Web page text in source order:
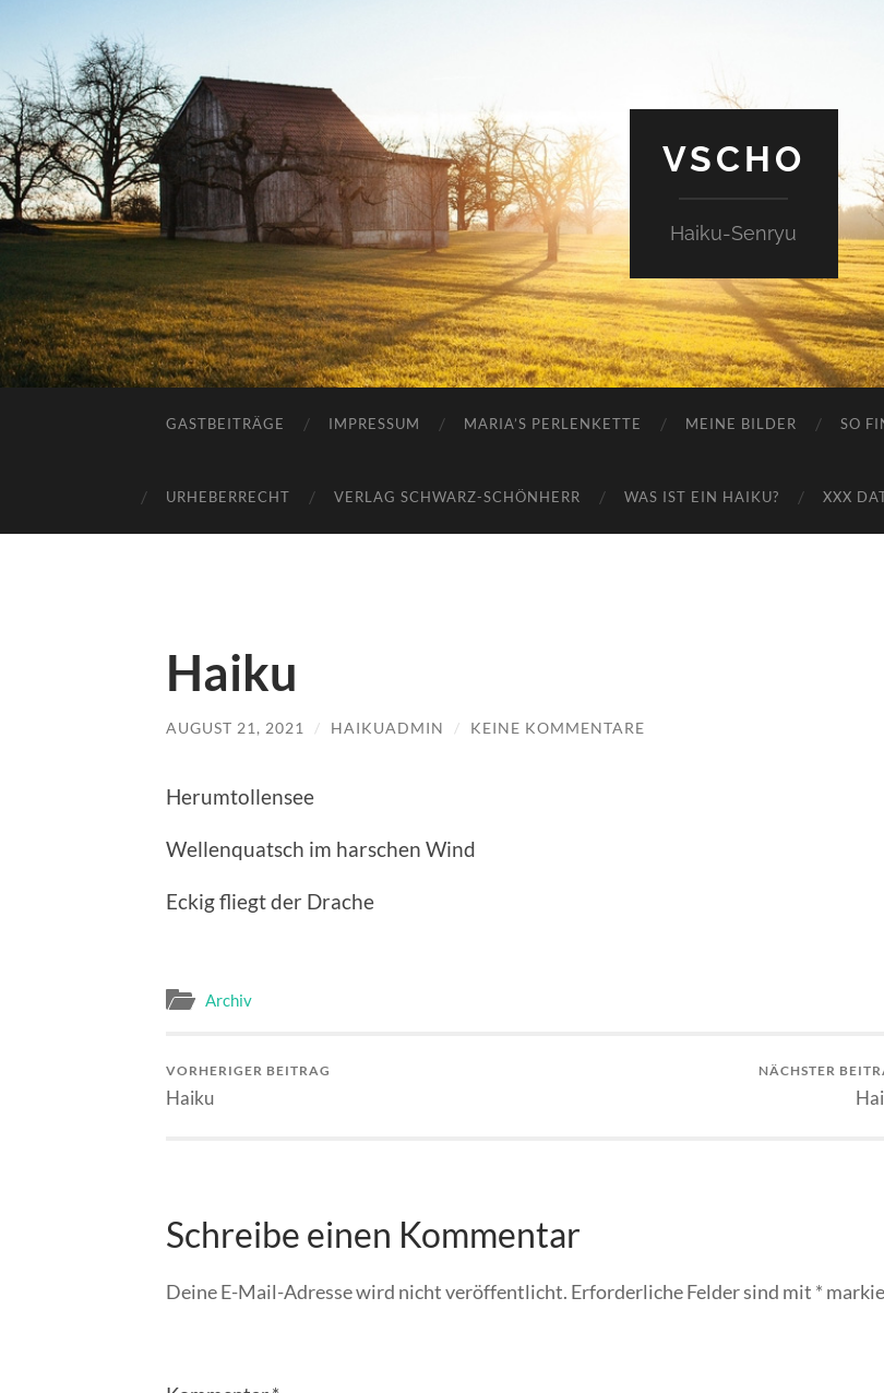
VSCHO
Haiku-Senryu
GASTBEITRÄGE IMPRESSUM MARIA’S PERLENKETTE MEINE BILDER SO
URHEBERRECHT VERLAG SCHWARZ-SCHÖNHERR WAS IST EIN HAIKU? XXX
Haiku
AUGUST 21, 2021 / HAIKUADMIN / KEINE KOMMENTARE
Herumtollensee
Wellenquatsch im harschen Wind
Eckig fliegt der Drache
Archiv
VORHERIGER BEITRAG
Haiku
NÄCHSTER
Schreibe einen Kommentar
Deine E-Mail-Adresse wird nicht veröffentlicht. Erforderliche Felder sind mit *